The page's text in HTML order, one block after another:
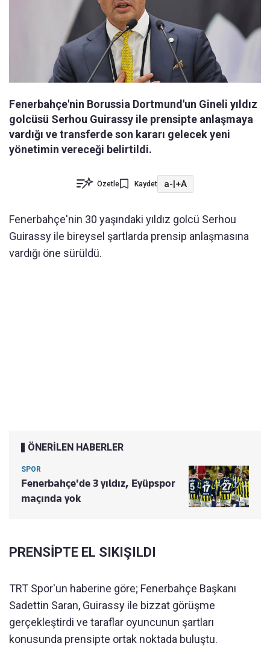
Fenerbahçe'nin Borussia Dortmund'un Gineli yıldız
golcüsü Serhou Guirassy ile prensipte anlaşmaya
vardığı ve transferde son kararı gelecek yeni
yönetimin vereceği belirtildi.
Özetle Kaydet a-|+A
Fenerbahçe'nin 30 yaşındaki yıldız golcü Serhou
Guirassy ile bireysel şartlarda prensip anlaşmasına
vardığı öne sürüldü.
ÖNERİLEN HABERLER
SPOR
Fenerbahçe'de 3 yıldız, Eyüpspor
maçında yok
PRENSİPTE EL SIKIŞILDI
TRT Spor'un haberine göre; Fenerbahçe Başkanı
Sadettin Saran, Guirassy ile bizzat görüşme
gerçekleştirdi ve taraflar oyuncunun şartları
konusunda prensipte ortak noktada buluştu.